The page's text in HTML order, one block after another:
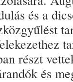
és a
részt
és